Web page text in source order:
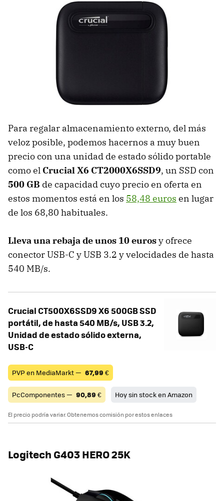
Para regalar almacenamiento externo, del más
veloz posible, podemos hacernos a muy buen
precio con una unidad de estado sólido portable
como el Crucial X6 CT2000X6SSD9, un SSD con
500 GB de capacidad cuyo precio en oferta en
estos momentos está en los 58,48 euros en lugar
de los 68,80 habituales.
Lleva una rebaja de unos 10 eurosy ofrece
conector USB-C y USB 3.2 y velocidades de hasta
540 MB/s.
Crucial CT500X6SSD9 X6 500GB SSD
portátil, de hasta 540 MB/s, USB 3.2,
Unidad de estado sólido externa,
USB-C
PVP en MediaMarkt — 67,99 €
PcComponentes — 90,89 € Hoy sin stock en Amazon
El precio podría variar. Obtenemos comisión por estos enlaces
Logitech G403 HERO 25K